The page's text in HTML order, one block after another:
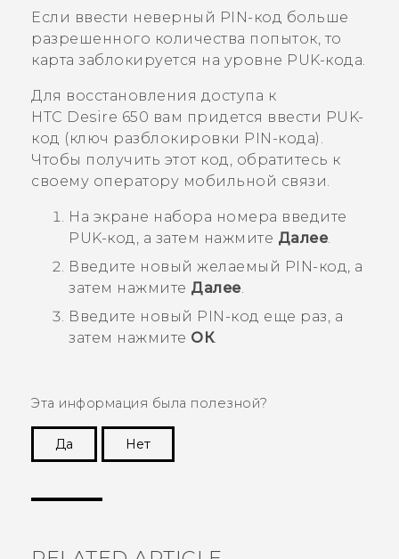
Если ввести неверный PIN-код больше
разрешенного количества попыток, то
карта заблокируется на уровне PUK-кода.
Для восстановления доступа к
HTC Desire 650 вам придется ввести PUK-
код (ключ разблокировки PIN-кода).
Чтобы получить этот код, обратитесь к
своему оператору мобильной связи.
На экране набора номера введите
PUK-код, а затем нажмите Далее.
Введите новый желаемый PIN-код, а
затем нажмите Далее.
Введите новый PIN-код еще раз, а
затем нажмите ОК.
Эта информация была полезной?
Да
Нет